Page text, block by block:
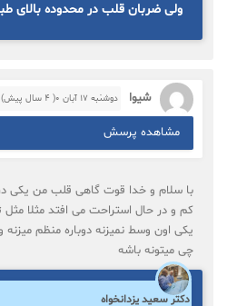
ولی ضربان قلب در محدوده بالای
شیوا دوشنبه ۱۷ آبان ۰( 4 سال پیش)
مشاهده پرسش
با سلام و خدا قوت گاهی قلب من یکی در
کم و در حال استراحت می افتد مثلا مثل
یکی اون وسط نمیزنه دوباره منظم میزنه
چی میتونه باشه
دکتر سعید یزدانخواه